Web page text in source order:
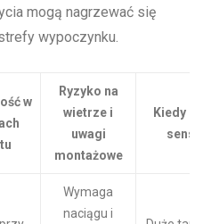
mogą nagrzewać się
wypoczynku.
w
Ryzyko na
wietrze i
uwagi
montażowe
Kiedy
sens
Wymaga
naciągu i